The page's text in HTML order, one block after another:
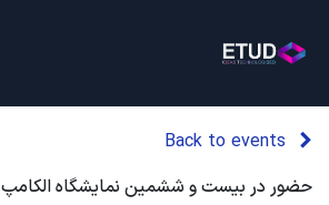
Back to events
حضور در بیست و ششمین نمایشگاه الکامپ